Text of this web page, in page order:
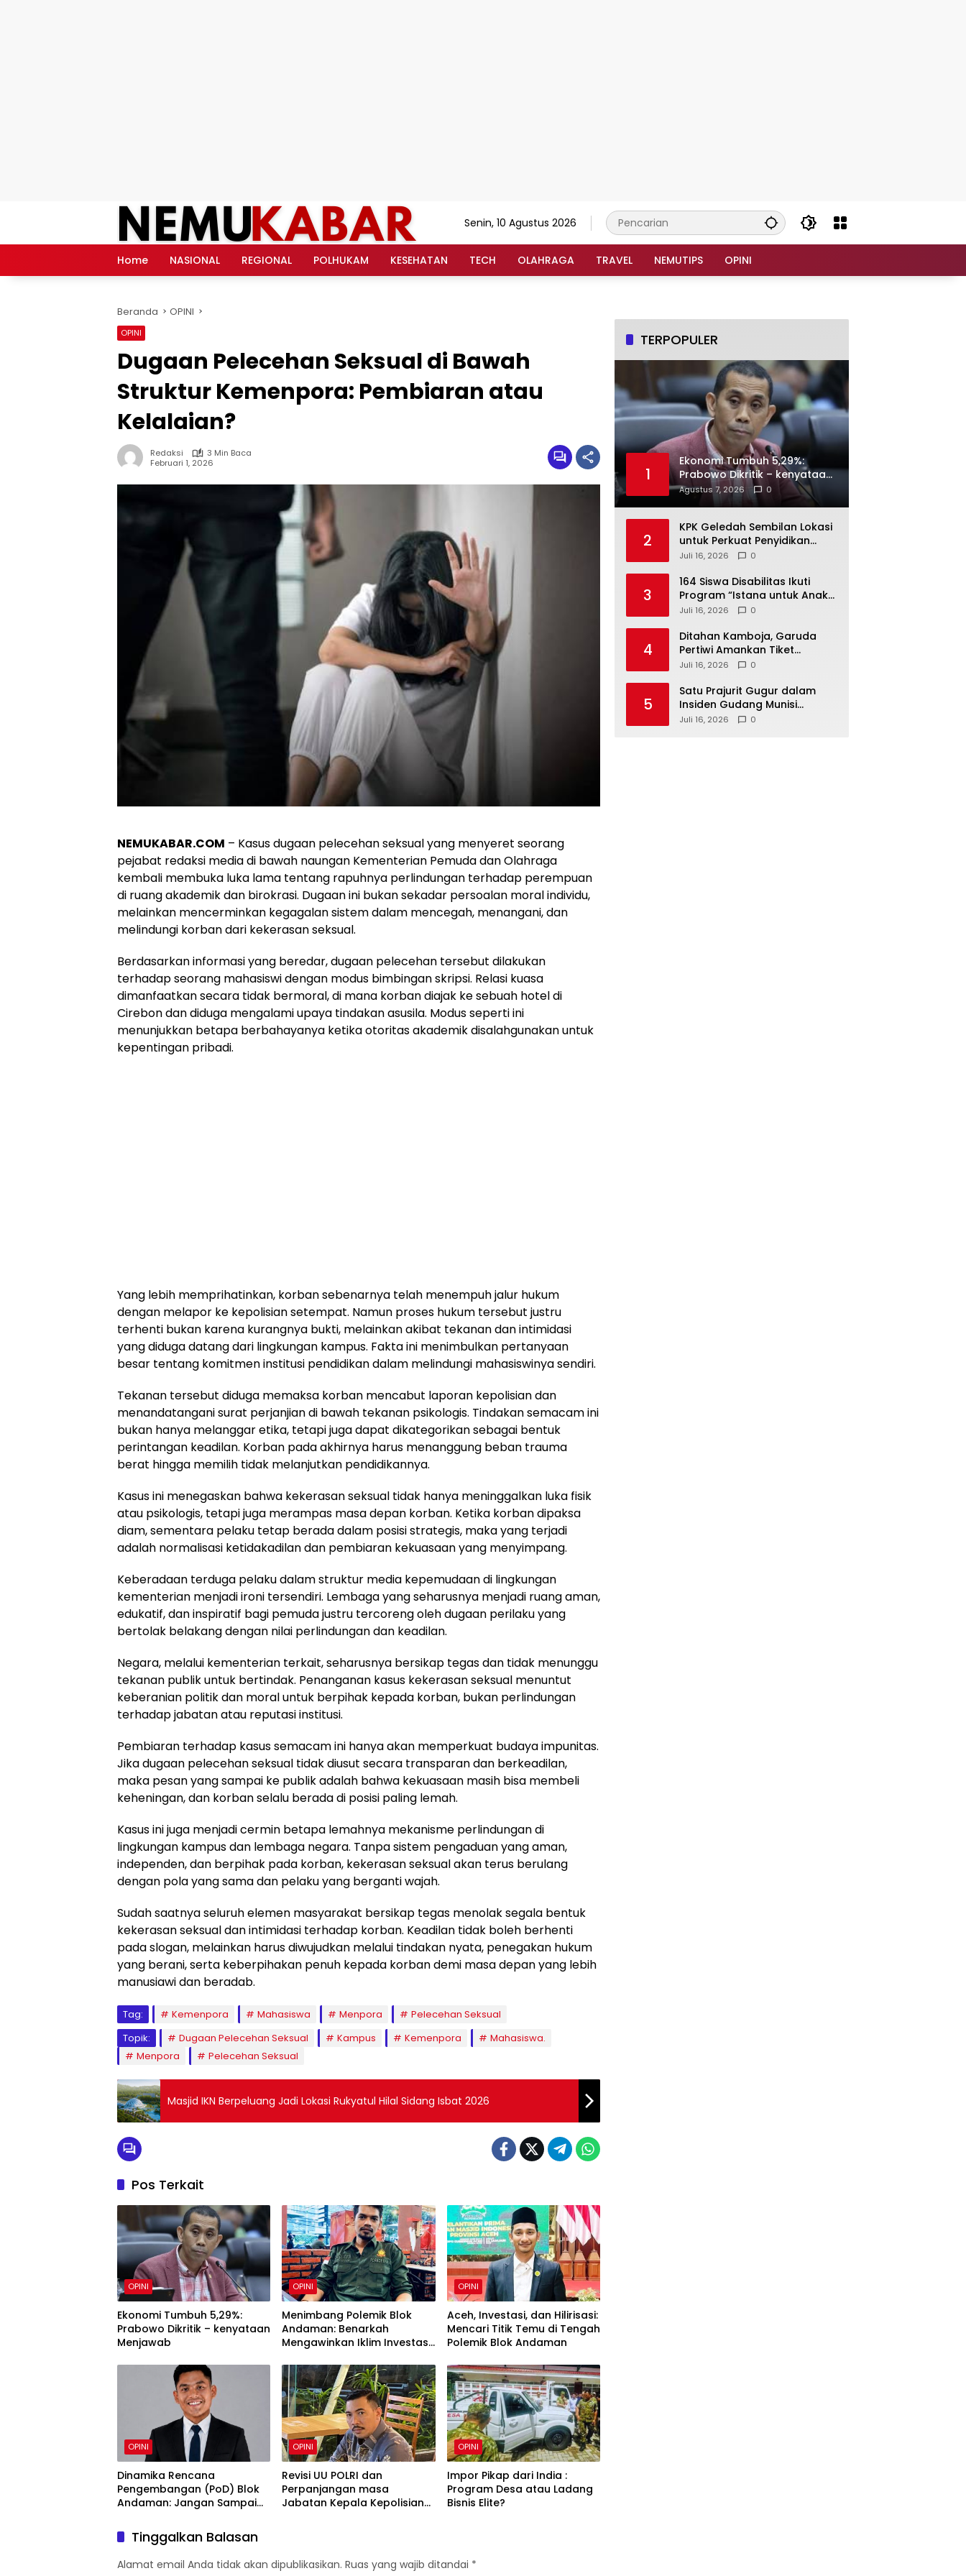
Senin, 10 Agustus 2026
Home NASIONAL REGIONAL POLHUKAM KESEHATAN TECH OLAHRAGA TRAVEL NEMUTIPS OPINI
Beranda OPINI
OPINI
Dugaan Pelecehan Seksual di Bawah
Struktur Kemenpora: Pembiaran atau
Kelalaian?
Redaksi
3 Min Baca
Februari 1, 2026
NEMUKABAR.COM – Kasus dugaan pelecehan seksual yang menyeret seorang
pejabat redaksi media di bawah naungan Kementerian Pemuda dan Olahraga
kembali membuka luka lama tentang rapuhnya perlindungan terhadap perempuan
di ruang akademik dan birokrasi. Dugaan ini bukan sekadar persoalan moral individu,
melainkan mencerminkan kegagalan sistem dalam mencegah, menangani, dan
melindungi korban dari kekerasan seksual.
Berdasarkan informasi yang beredar, dugaan pelecehan tersebut dilakukan
terhadap seorang mahasiswi dengan modus bimbingan skripsi. Relasi kuasa
dimanfaatkan secara tidak bermoral, di mana korban diajak ke sebuah hotel di
Cirebon dan diduga mengalami upaya tindakan asusila. Modus seperti ini
menunjukkan betapa berbahayanya ketika otoritas akademik disalahgunakan untuk
kepentingan pribadi.
Yang lebih memprihatinkan, korban sebenarnya telah menempuh jalur hukum
dengan melapor ke kepolisian setempat. Namun proses hukum tersebut justru
terhenti bukan karena kurangnya bukti, melainkan akibat tekanan dan intimidasi
yang diduga datang dari lingkungan kampus. Fakta ini menimbulkan pertanyaan
besar tentang komitmen institusi pendidikan dalam melindungi mahasiswinya sendiri.
Tekanan tersebut diduga memaksa korban mencabut laporan kepolisian dan
menandatangani surat perjanjian di bawah tekanan psikologis. Tindakan semacam ini
bukan hanya melanggar etika, tetapi juga dapat dikategorikan sebagai bentuk
perintangan keadilan. Korban pada akhirnya harus menanggung beban trauma
berat hingga memilih tidak melanjutkan pendidikannya.
Kasus ini menegaskan bahwa kekerasan seksual tidak hanya meninggalkan luka fisik
atau psikologis, tetapi juga merampas masa depan korban. Ketika korban dipaksa
diam, sementara pelaku tetap berada dalam posisi strategis, maka yang terjadi
adalah normalisasi ketidakadilan dan pembiaran kekuasaan yang menyimpang.
Keberadaan terduga pelaku dalam struktur media kepemudaan di lingkungan
kementerian menjadi ironi tersendiri. Lembaga yang seharusnya menjadi ruang aman,
edukatif, dan inspiratif bagi pemuda justru tercoreng oleh dugaan perilaku yang
bertolak belakang dengan nilai perlindungan dan keadilan.
Negara, melalui kementerian terkait, seharusnya bersikap tegas dan tidak menunggu
tekanan publik untuk bertindak. Penanganan kasus kekerasan seksual menuntut
keberanian politik dan moral untuk berpihak kepada korban, bukan perlindungan
terhadap jabatan atau reputasi institusi.
Pembiaran terhadap kasus semacam ini hanya akan memperkuat budaya impunitas.
Jika dugaan pelecehan seksual tidak diusut secara transparan dan berkeadilan,
maka pesan yang sampai ke publik adalah bahwa kekuasaan masih bisa membeli
keheningan, dan korban selalu berada di posisi paling lemah.
Kasus ini juga menjadi cermin betapa lemahnya mekanisme perlindungan di
lingkungan kampus dan lembaga negara. Tanpa sistem pengaduan yang aman,
independen, dan berpihak pada korban, kekerasan seksual akan terus berulang
dengan pola yang sama dan pelaku yang berganti wajah.
Sudah saatnya seluruh elemen masyarakat bersikap tegas menolak segala bentuk
kekerasan seksual dan intimidasi terhadap korban. Keadilan tidak boleh berhenti
pada slogan, melainkan harus diwujudkan melalui tindakan nyata, penegakan hukum
yang berani, serta keberpihakan penuh kepada korban demi masa depan yang lebih
manusiawi dan beradab.
Tag: Kemenpora Mahasiswa Menpora
Pelecehan Seksual
Topik:
Dugaan Pelecehan Seksual Kampus Kemenpora
Mahasiswa.
Menpora
Pelecehan Seksual
Masjid IKN Berpeluang Jadi Lokasi Rukyatul Hilal Sidang Isbat 2026
Pos Terkait
OPINI
Ekonomi Tumbuh 5,29%:
Prabowo Dikritik – kenyataan
Menjawab
OPINI
Menimbang Polemik Blok
Andaman: Benarkah
Mengawinkan Iklim Investasi
Sebagai Jalan Tengah?
OPINI
Aceh, Investasi, dan Hilirisasi:
Mencari Titik Temu di Tengah
Polemik Blok Andaman
OPINI
Dinamika Rencana
Pengembangan (PoD) Blok
Andaman: Jangan Sampai
Tersandera
OPINI
Revisi UU POLRI dan
Perpanjangan masa
Jabatan Kepala Kepolisian
OPINI
Impor Pikap dari India :
Program Desa atau Ladang
Bisnis Elite?
Tinggalkan Balasan
Alamat email Anda tidak akan dipublikasikan. Ruas yang wajib ditandai *
TERPOPULER
1
Ekonomi Tumbuh 5,29%:
Prabowo Dikritik – kenyataan
Menjawab
Agustus 7, 2026 0
2
KPK Geledah Sembilan Lokasi
untuk Perkuat Penyidikan
Dugaan Pemerasan Bupati
Juli 16, 2026 0
3
164 Siswa Disabilitas Ikuti
Program “Istana untuk Anak
Sekolah”, Kenali Sejarah
Juli 16, 2026 0
4
Ditahan Kamboja, Garuda
Pertiwi Amankan Tiket
Semifinal Piala AFF Putri 2026
Juli 16, 2026 0
5
Satu Prajurit Gugur dalam
Insiden Gudang Munisi
Madiun, TNI AD Dalami
Juli 16, 2026 0